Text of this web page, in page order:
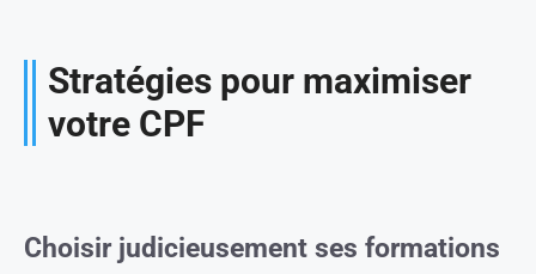
Stratégies pour maximiser
votre CPF
Choisir judicieusement ses formations